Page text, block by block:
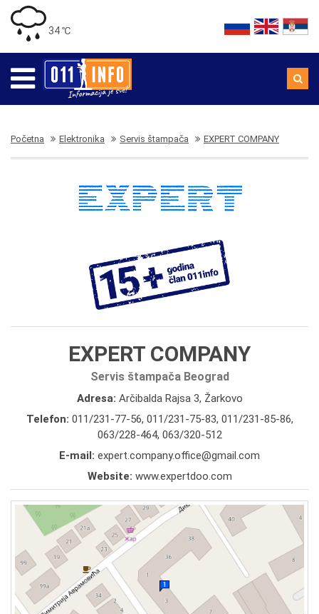
34 ℃
Početna Elektronika Servis štampača EXPERT COMPANY
EXPERT COMPANY
Servis štampača Beograd
Adresa: Arčibalda Rajsa 3, Žarkovo
Telefon: 011/231-77-56, 011/231-75-83, 011/231-85-86,
063/228-464, 063/320-512
E-mail: expert.company.office@gmail.com
Website: www.expertdoo.com